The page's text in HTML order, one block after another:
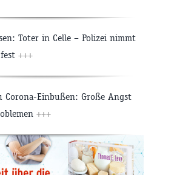
Toter in Celle – Polizei nimmt
+++
Corona-Einbußen: Große Angst
+++